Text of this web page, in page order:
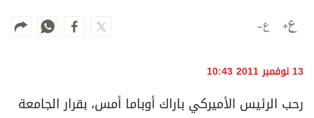
الترفيه
13 نوفمبر 2011 10:43
رحب الرئيس الأميركي باراك أوباما أمس، بقرار الجامعة